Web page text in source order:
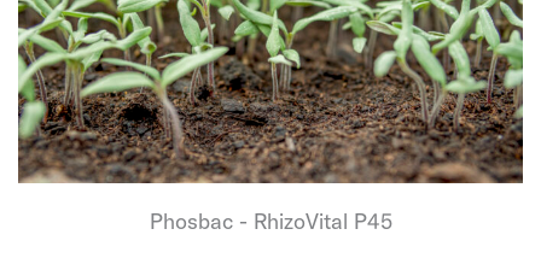
Phosbac - RhizoVital P45